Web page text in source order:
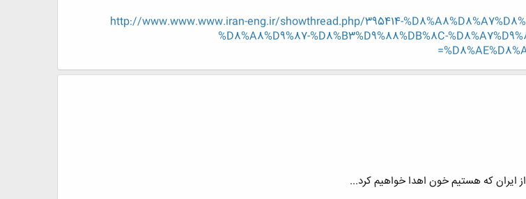
http://www.www.www.iran-eng.ir/showthread.php/395414-
%D8%A8%D9%87-%D8%B3%D9%88%DB%8C-
ایران که هستیم خون اهدا خواهیم کرد...